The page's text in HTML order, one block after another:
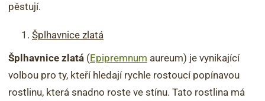
pěstují.
Šplhavnice zlatá
Šplhavnice zlatá (Epipremnum aureum) je vynikající
volbou pro ty, kteří hledají rychle rostoucí popínavou
rostlinu, která snadno roste ve stínu. Tato rostlina má